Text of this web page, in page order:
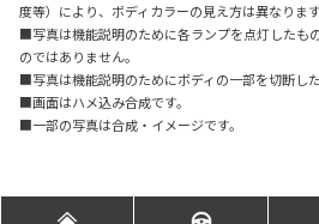
度等）により、ボディカラーの見え方は異なります
■写真は機能説明のために各ランプを点灯したも
のではありません。
■写真は機能説明のためにボディの一部を切断し
■画面はハメ込み合成です。
■一部の写真は合成・イメージです。